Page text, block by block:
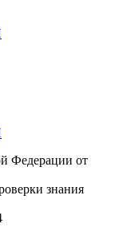
Федерации от
знания